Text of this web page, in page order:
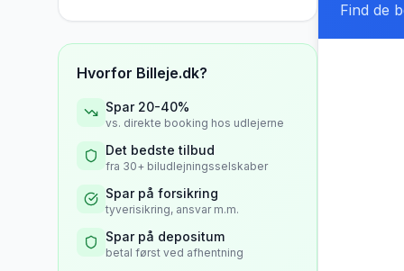
Hvorfor Billeje.dk?
Spar 20-40%
vs. direkte booking hos udlejerne
Det bedste tilbud
fra 30+ biludlejningsselskaber
Spar på forsikring
tyverisikring, ansvar m.m.
Spar på depositum
betal først ved afhentning
Find de